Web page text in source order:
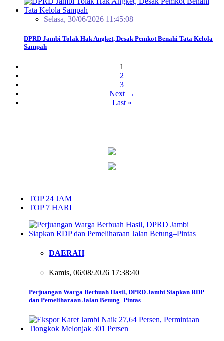
Selasa, 30/06/2026 11:45:08
DPRD Jambi Tolak Hak Angket, Desak Pemkot Benahi Tata Kelola
Sampah
1
2
3
Next →
Last »
TOP 24 JAM
TOP 7 HARI
DAERAH
Kamis, 06/08/2026 17:38:40
Perjuangan Warga Berbuah Hasil, DPRD Jambi Siapkan RDP
dan Pemeliharaan Jalan Betung–Pintas